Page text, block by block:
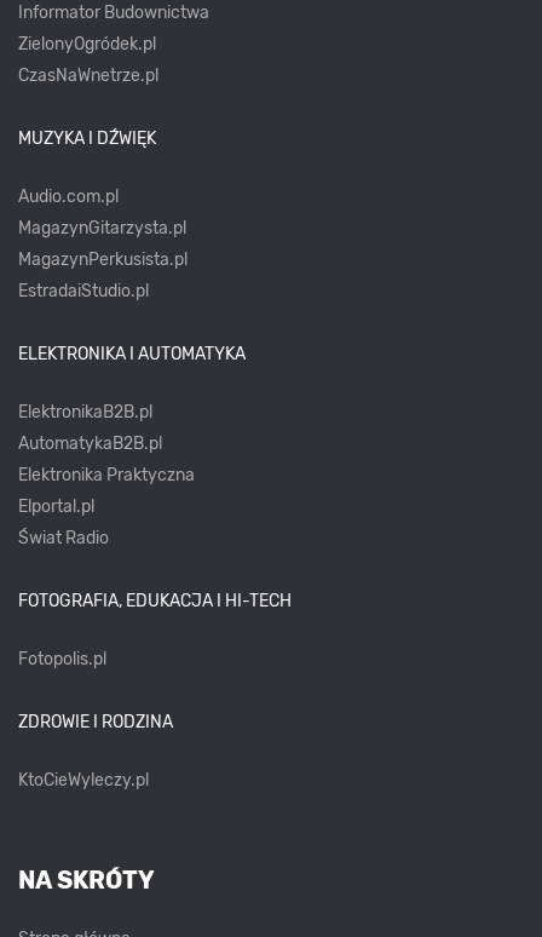
Informator Budownictwa
ZielonyOgródek.pl
CzasNaWnetrze.pl
MUZYKA I DŹWIĘK
Audio.com.pl
MagazynGitarzysta.pl
MagazynPerkusista.pl
EstradaiStudio.pl
ELEKTRONIKA I AUTOMATYKA
ElektronikaB2B.pl
AutomatykaB2B.pl
Elektronika Praktyczna
Elportal.pl
Świat Radio
FOTOGRAFIA, EDUKACJA I HI-TECH
Fotopolis.pl
ZDROWIE I RODZINA
KtoCieWyleczy.pl
NA SKRÓTY